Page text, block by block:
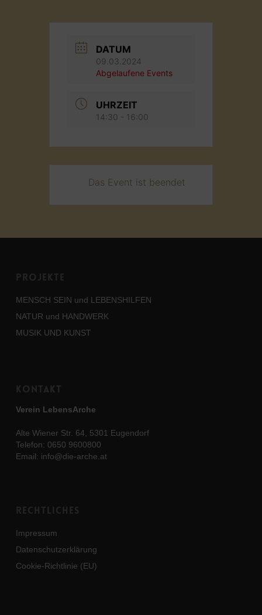
DATUM
09.03.2024
Abgelaufene Events
UHRZEIT
14:30 - 16:00
Das Event ist beendet
Projekte
MENSCH SEIN und LEBENSHILFEN
NATUR und HANDWERK
MUSIK UND KUNST
Kontakt
Verein LebensArche
Alte Wiener Str. 64, 5301 Eugendorf
Telefon: 0650 9600800
Email: info@die-arche.at
Rechtliches
Impressum
Datenschutzerklärung
Cookie-Richtlinie (EU)